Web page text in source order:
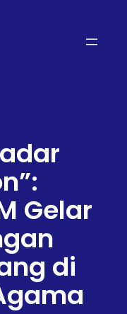
Gelar
di